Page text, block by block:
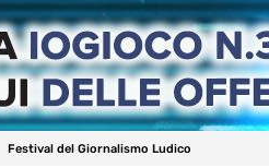
Festival del Giornalismo Ludico